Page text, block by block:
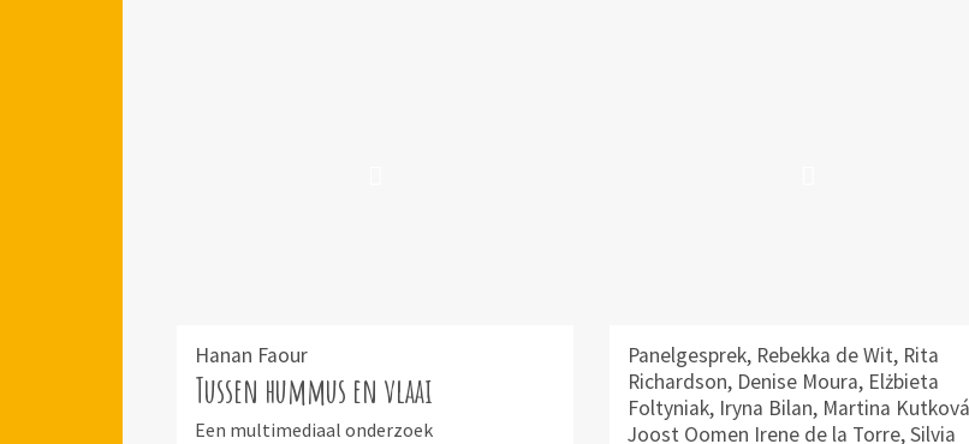
Hanan Faour
Tussen hummus en vlaai
Een multimediaal onderzoek
Panelgesprek, Rebekka de Wit, Rita
Richardson, Denise Moura, Elżbieta
Foltyniak, Iryna Bilan, Martina
Joost Oomen Irene de la Torre, Silvia